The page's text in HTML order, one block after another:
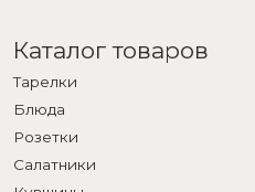
Каталог товаров
Тарелки
Блюда
Розетки
Салатники